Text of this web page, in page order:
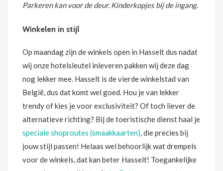
Parkeren kan voor de deur. Kinderkopjes bij de ingang.
Winkelen in stijl
Op maandag zijn de winkels open in Hasselt dus nadat
wij onze hotelsleutel inleveren pakken wij deze dag
nog lekker mee. Hasselt is de vierde winkelstad van
België, dus dat komt wel goed. Hou je van lekker
trendy of kies je voor exclusiviteit? Of toch liever de
alternatieve richting? Bij de toeristische dienst haal je
speciale shoproutes (smaakkaarten), die precies bij
jouw stijl passen! Helaas wel behoorlijk wat drempels
voor de winkels, dat kan beter Hasselt! Toegankelijke